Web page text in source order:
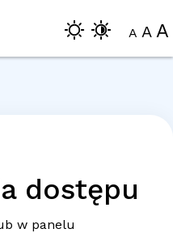
A A A
dostępu
w panelu